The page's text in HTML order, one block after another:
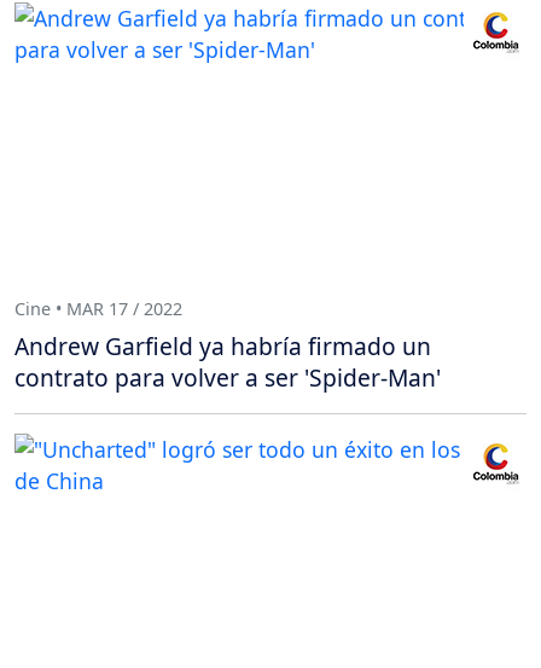
Cine • MAR 17 / 2022
Andrew Garfield ya habría firmado un
contrato para volver a ser 'Spider-Man'